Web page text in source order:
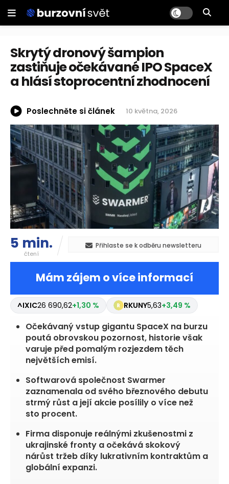
Skrytý dronový šampion
zastiňuje očekávané IPO SpaceX
a hlásí stoprocentní zhodnocení
Poslechněte si článek 10 května, 2026
5 min.
čtení
Přihlaste se k odběru newsletteru
Mám zájem o více informací
^IXIC26 690,62+1,30 % RKUNY5,63+3,49 %
Očekávaný vstup gigantu SpaceX na burzu
poutá obrovskou pozornost, historie však
varuje před pomalým rozjezdem těch
největších emisí.
Softwarová společnost Swarmer
zaznamenala od svého březnového debutu
strmý růst a její akcie posílily o více než
sto procent.
Firma disponuje reálnými zkušenostmi z
ukrajinské fronty a očekává skokový
nárůst tržeb díky lukrativním kontraktům a
globální expanzi.